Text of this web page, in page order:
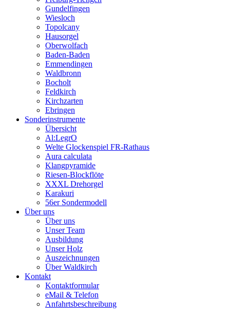
Gundelfingen
Wiesloch
Topolcany
Hausorgel
Oberwolfach
Baden-Baden
Emmendingen
Waldbronn
Bocholt
Feldkirch
Kirchzarten
Ebringen
Sonderinstrumente
Übersicht
Al:LegrO
Welte Glockenspiel FR-Rathaus
Aura calculata
Klangpyramide
Riesen-Blockflöte
XXXL Drehorgel
Karakuri
56er Sondermodell
Über uns
Über uns
Unser Team
Ausbildung
Unser Holz
Auszeichnungen
Über Waldkirch
Kontakt
Kontaktformular
eMail & Telefon
Anfahrtsbeschreibung